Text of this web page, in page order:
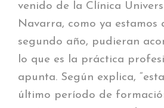
venido de la Clínica
Navarra, como ya estamos
segundo año, pudieran
lo que es la práctica
apunta. Según explica,
último período de